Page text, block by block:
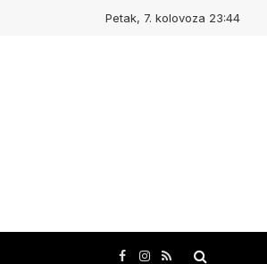
Petak, 7. kolovoza 23:44